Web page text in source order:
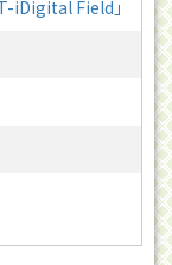
iDigital Field」